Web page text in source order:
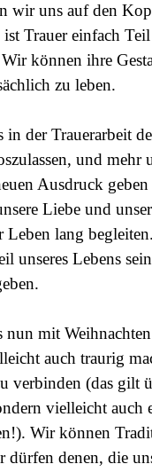
wir uns auf den
Trauer einfach
können ihre
zu leben.
in der Trauerarbeit
und mehr
Ausdruck
Liebe und
Leben lang
unseres Lebens
nun mit
auch traurig
verbinden (das gilt
vielleicht
Wir können
dürfen denen, die